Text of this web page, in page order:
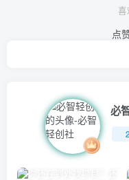
点
必